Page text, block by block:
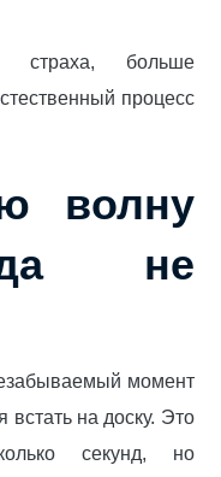
страха, больше
процесс
волну
не
момент
на доску. Это
секунд, но